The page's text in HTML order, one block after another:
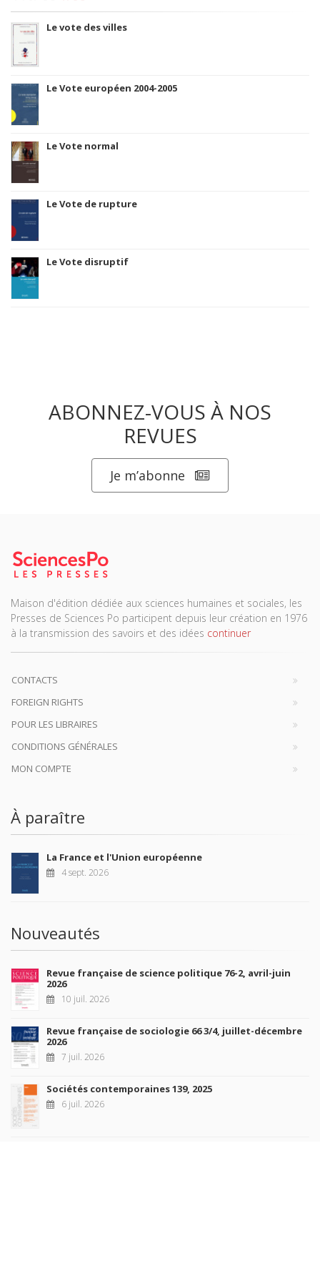
Le vote des villes
Le Vote européen 2004-2005
Le Vote normal
Le Vote de rupture
Le Vote disruptif
ABONNEZ-VOUS À NOS
REVUES
Je m’abonne
Maison d'édition dédiée aux sciences humaines et sociales, les
Presses de Sciences Po participent depuis leur création en 1976
à la transmission des savoirs et des idées continuer
CONTACTS
FOREIGN RIGHTS
POUR LES LIBRAIRES
CONDITIONS GÉNÉRALES
MON COMPTE
À paraître
La France et l'Union européenne
4 sept. 2026
Nouveautés
Revue française de science politique 76-2, avril-juin
2026
10 juil. 2026
Revue française de sociologie 66 3/4, juillet-décembre
2026
7 juil. 2026
Sociétés contemporaines 139, 2025
6 juil. 2026